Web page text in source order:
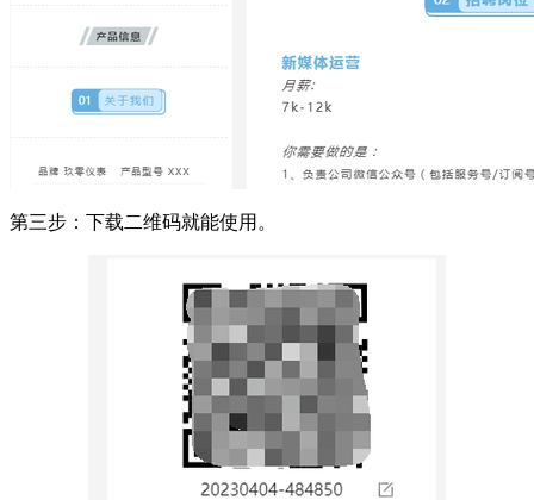
第三步：下载二维码就能使用。